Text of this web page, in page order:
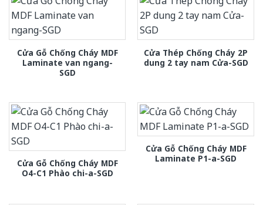
Cửa Gỗ Chống Cháy MDF
Laminate van ngang-
SGD
Cửa Thép Chống Cháy 2P
dung 2 tay nam Cửa-SGD
Cửa Gỗ Chống Cháy MDF
O4-C1 Phào chi-a-SGD
Cửa Gỗ Chống Cháy MDF
Laminate P1-a-SGD